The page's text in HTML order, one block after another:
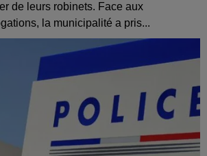
de leurs robinets. Face aux
la municipalité a pris...